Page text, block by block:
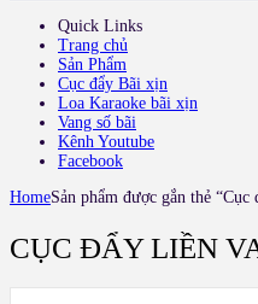
Quick Links
Trang chủ
Sản Phẩm
Cục đẩy Bãi xịn
Loa Karaoke bãi xịn
Vang số bãi
Kênh Youtube
Facebook
HomeSản phẩm được gắn thẻ
CỤC ĐẨY LIỀN